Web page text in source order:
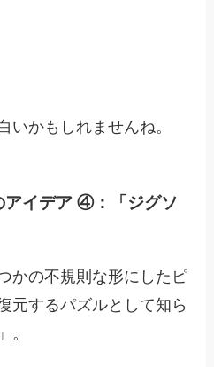
いかもしれませんね。
アイデア ④：「ジグソ
かの不規則な形にしたピ
元するパズルとして知ら
。